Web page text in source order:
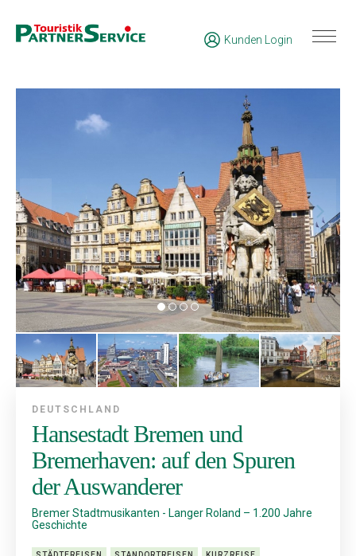
Kunden Login
DEUTSCHLAND
Hansestadt Bremen und
Bremerhaven: auf den Spuren
der Auswanderer
Bremer Stadtmusikanten - Langer Roland – 1.200 Jahre
Geschichte